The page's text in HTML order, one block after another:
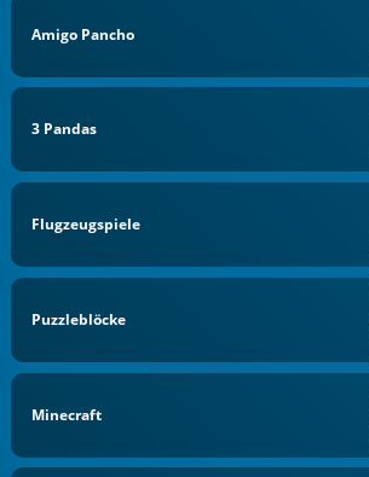
Amigo Pancho
3 Pandas
Flugzeugspiele
Puzzleblöcke
Minecraft